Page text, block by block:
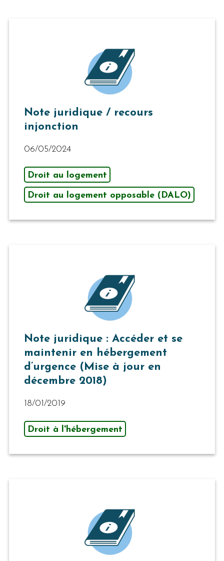
Note juridique / recours
injonction
06/05/2024
Droit au logement
Droit au logement opposable (DALO)
Note juridique : Accéder et se
maintenir en hébergement
d’urgence (Mise à jour en
décembre 2018)
18/01/2019
Droit à l'hébergement